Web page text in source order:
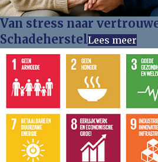
Van stress naar
SchadeherstelLees meer